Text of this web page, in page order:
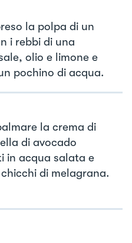
la polpa di un
i rebbi di una
olio e limone e
pochino di acqua.
la crema di
di avocado
in acqua salata e
di melagrana.